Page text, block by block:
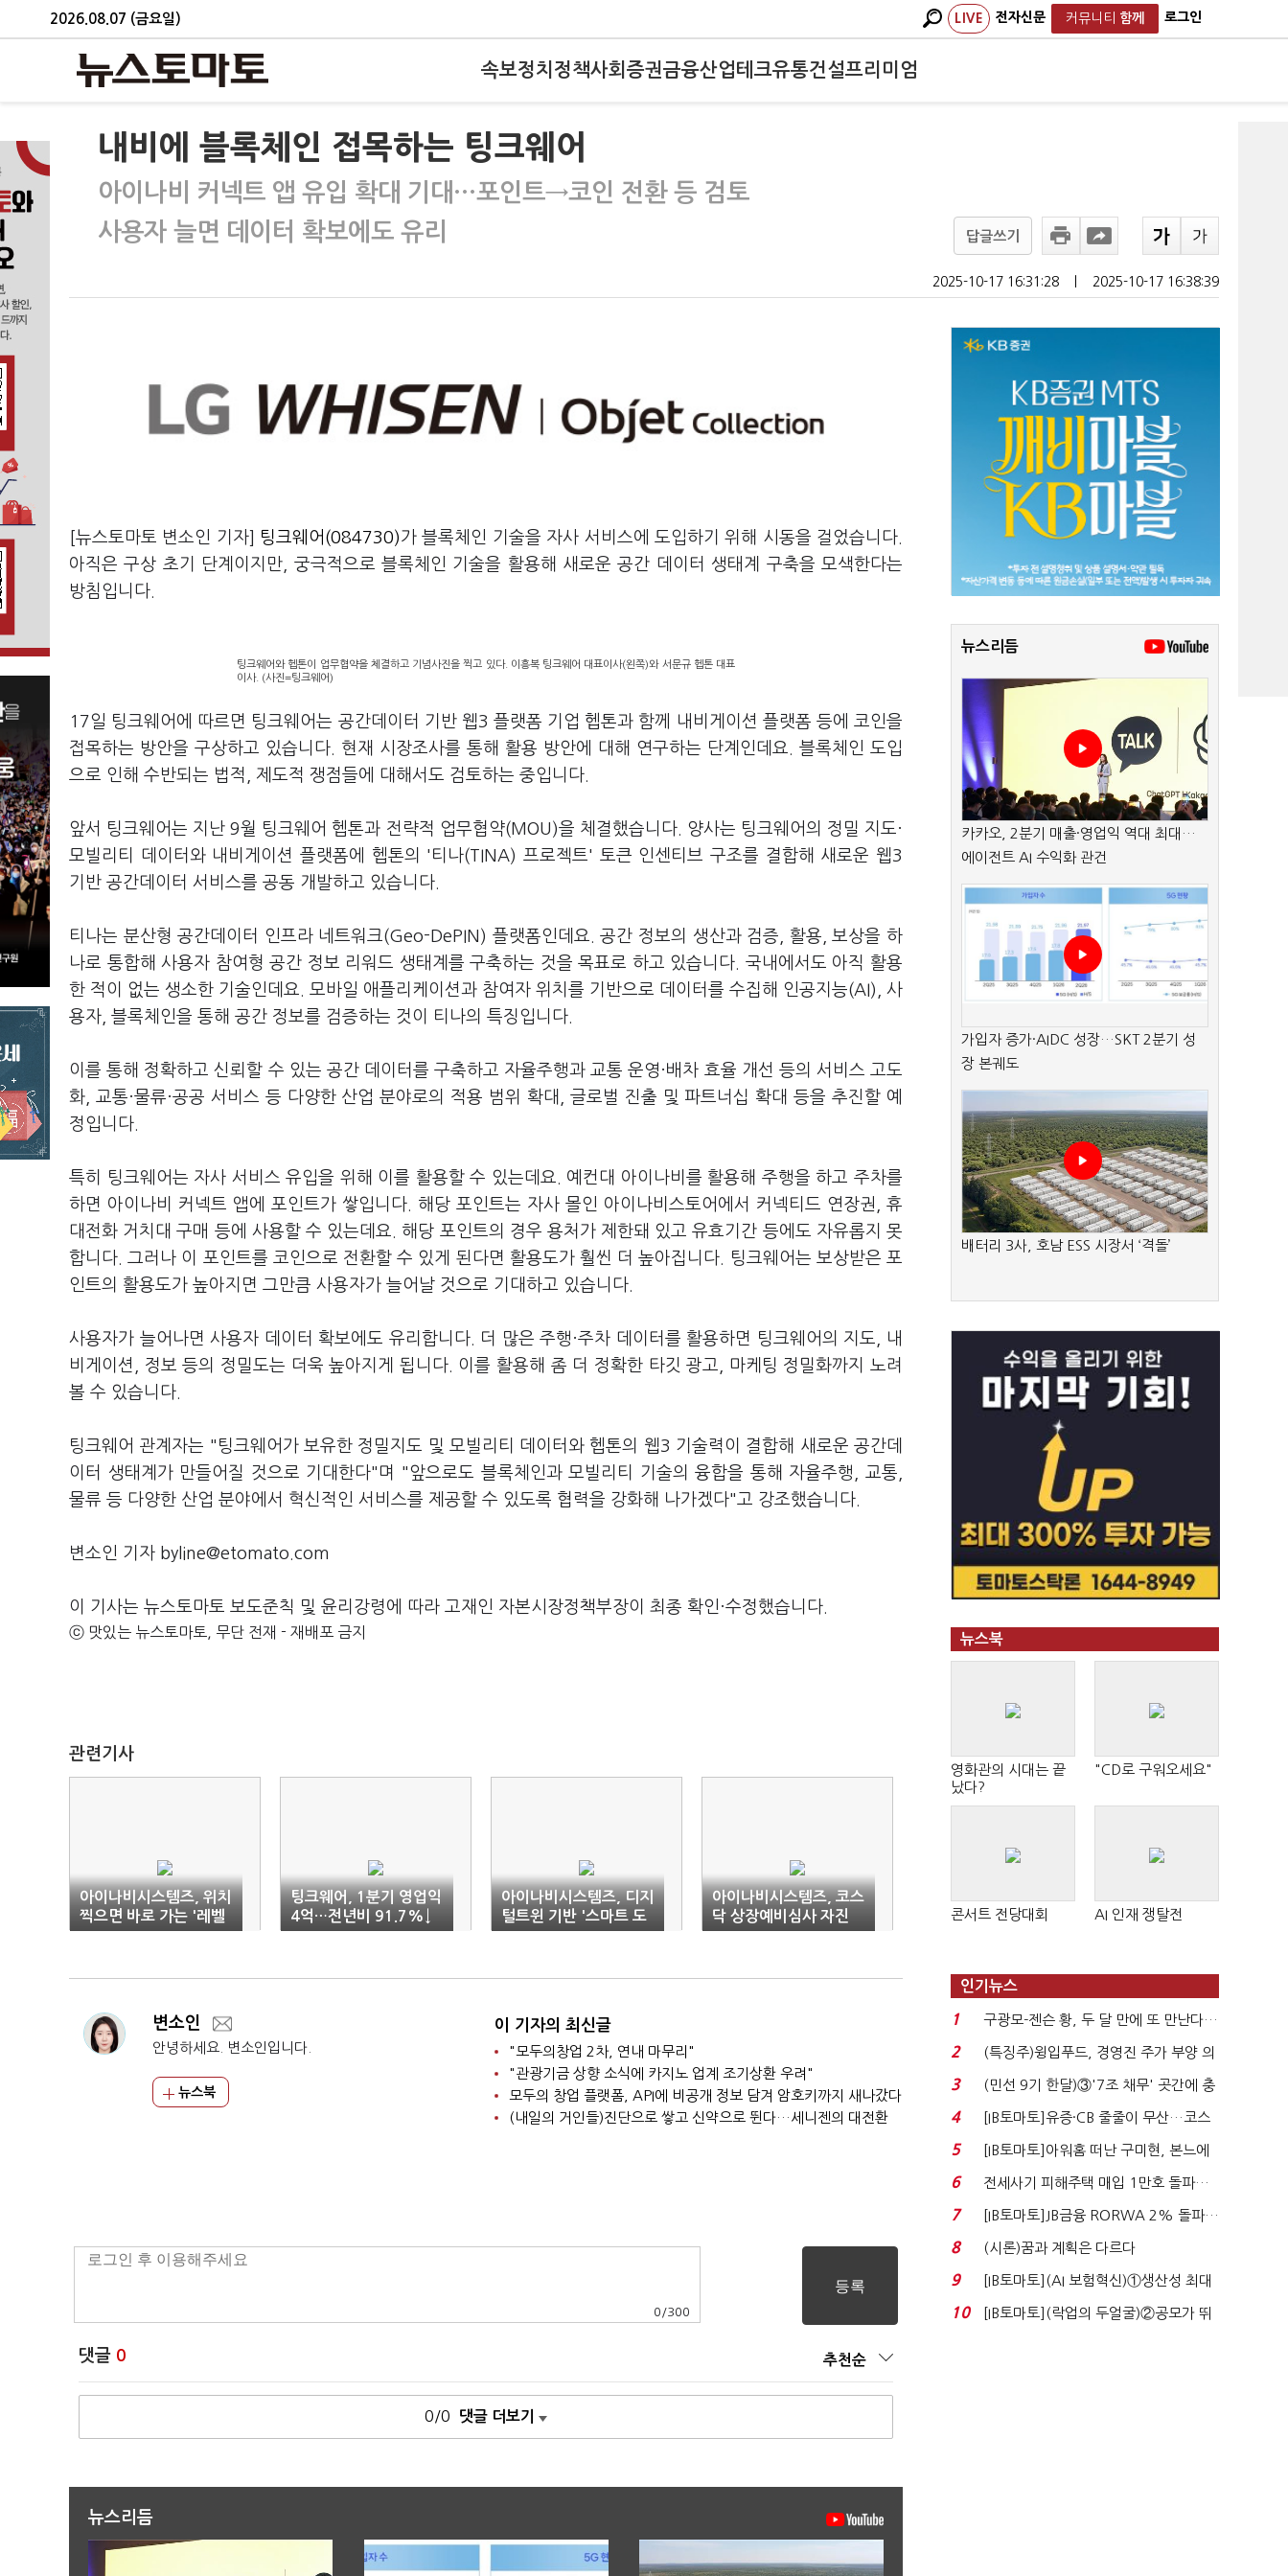
2026.08.07 (금요일) LIVE 전자신문 커뮤니티 함께 로그인
속보정치 정책사회 증권금융산업테크유통건설프리미엄
내비에 블록체인 접목하는 팅크웨어
아이나비 커넥트 앱 유입 확대 기대…포인트→코인 전환 등 검토
사용자 늘면 데이터 확보에도 유리
답글쓰기
2025-10-17 16:31:28 2025-10-17 16:38:39
[뉴스토마토 변소인 기자] 팅크웨어(084730)가 블록체인 기술을 자사 서비스에 도입하기 위해 시동을 걸었습니다.
아직은 구상 초기 단계이지만, 궁극적으로 블록체인 기술을 활용해 새로운 공간 데이터 생태계 구축을 모색한다는
방침입니다.
팅크웨어와 헵톤이 업무협약을 체결하고 기념사진을 찍고 있다. 이흥복 팅크웨어 대표이사(왼쪽)와 서문규 헵톤 대표
이사. (사진=팅크웨어)
17일 팅크웨어에 따르면 팅크웨어는 공간데이터 기반 웹3 플랫폼 기업 헵톤과 함께 내비게이션 플랫폼 등에 코인을
접목하는 방안을 구상하고 있습니다. 현재 시장조사를 통해 활용 방안에 대해 연구하는 단계인데요. 블록체인 도입
으로 인해 수반되는 법적, 제도적 쟁점들에 대해서도 검토하는 중입니다.
앞서 팅크웨어는 지난 9월 팅크웨어 헵톤과 전략적 업무협약(MOU)을 체결했습니다. 양사는 팅크웨어의 정밀 지도·
모빌리티 데이터와 내비게이션 플랫폼에 헵톤의 '티나(TINA) 프로젝트' 토큰 인센티브 구조를 결합해 새로운 웹3
기반 공간데이터 서비스를 공동 개발하고 있습니다.
티나는 분산형 공간데이터 인프라 네트워크(Geo-DePIN) 플랫폼인데요. 공간 정보의 생산과 검증, 활용, 보상을 하
나로 통합해 사용자 참여형 공간 정보 리워드 생태계를 구축하는 것을 목표로 하고 있습니다. 국내에서도 아직 활용
한 적이 없는 생소한 기술인데요. 모바일 애플리케이션과 참여자 위치를 기반으로 데이터를 수집해 인공지능(AI), 사
용자, 블록체인을 통해 공간 정보를 검증하는 것이 티나의 특징입니다.
이를 통해 정확하고 신뢰할 수 있는 공간 데이터를 구축하고 자율주행과 교통 운영·배차 효율 개선 등의 서비스 고도
화, 교통·물류·공공 서비스 등 다양한 산업 분야로의 적용 범위 확대, 글로벌 진출 및 파트너십 확대 등을 추진할 예
정입니다.
특히 팅크웨어는 자사 서비스 유입을 위해 이를 활용할 수 있는데요. 예컨대 아이나비를 활용해 주행을 하고 주차를
하면 아이나비 커넥트 앱에 포인트가 쌓입니다. 해당 포인트는 자사 몰인 아이나비스토어에서 커넥티드 연장권, 휴
대전화 거치대 구매 등에 사용할 수 있는데요. 해당 포인트의 경우 용처가 제한돼 있고 유효기간 등에도 자유롭지 못
합니다. 그러나 이 포인트를 코인으로 전환할 수 있게 된다면 활용도가 훨씬 더 높아집니다. 팅크웨어는 보상받은 포
인트의 활용도가 높아지면 그만큼 사용자가 늘어날 것으로 기대하고 있습니다.
사용자가 늘어나면 사용자 데이터 확보에도 유리합니다. 더 많은 주행·주차 데이터를 활용하면 팅크웨어의 지도, 내
비게이션, 정보 등의 정밀도는 더욱 높아지게 됩니다. 이를 활용해 좀 더 정확한 타깃 광고, 마케팅 정밀화까지 노려
볼 수 있습니다.
팅크웨어 관계자는 "팅크웨어가 보유한 정밀지도 및 모빌리티 데이터와 헵톤의 웹3 기술력이 결합해 새로운 공간데
이터 생태계가 만들어질 것으로 기대한다"며 "앞으로도 블록체인과 모빌리티 기술의 융합을 통해 자율주행, 교통,
물류 등 다양한 산업 분야에서 혁신적인 서비스를 제공할 수 있도록 협력을 강화해 나가겠다"고 강조했습니다.
변소인 기자 byline@etomato.com
이 기사는 뉴스토마토 보도준칙 및 윤리강령에 따라 고재인 자본시장정책부장이 최종 확인·수정했습니다.
ⓒ 맛있는 뉴스토마토, 무단 전재 - 재배포 금지
관련기사
아이나비시스템즈, 위치
찍으면 바로 가는 '레벨
4' 기술 공개
팅크웨어, 1분기 영업익
4억…전년비 91.7%↓
아이나비시스템즈, 디지
털트윈 기반 '스마트 도
시 조성사업' 선정
아이나비시스템즈, 코스
닥 상장예비심사 자진
철회
변소인
안녕하세요. 변소인입니다.
뉴스북
이 기자의 최신글
"모두의창업 2차, 연내 마무리"
"관광기금 상향 소식에 카지노 업계 조기상환 우려"
모두의 창업 플랫폼, API에 비공개 정보 담겨 암호키까지 새나갔다
(내일의 거인들)진단으로 쌓고 신약으로 뛴다…세니젠의 대전환
0 /300
댓글 0 추천순
0/0 댓글 더보기
뉴스리듬
뉴스리듬
카카오, 2분기 매출·영업익 역대 최대…
에이전트 AI 수익화 관건
가입자 증가·AIDC 성장…SKT 2분기 성
장 본궤도
배터리 3사, 호남 ESS 시장서 ‘격돌’
뉴스북
영화관의 시대는 끝
났다?
"CD로 구워오세요"
콘서트 전당대회 AI 인재 쟁탈전
인기뉴스
1
구광모-젠슨 황, 두 달 만에 또 만난다…
로봇·AI 등 논...
2
(특징주)윙입푸드, 경영진 주가 부양 의
지에 상한가...
3
(민선 9기 한달)③'7조 채무' 곳간에 충
격…추미애, 20년...
4
[IB토마토]유증·CB 줄줄이 무산…코스
닥 벌점 급증에 ...
5
[IB토마토]아워홈 떠난 구미현, 본느에
340억 베팅…가...
6
전세사기 피해주택 매입 1만호 돌파…
누적 피해자 4만2...
7
[IB토마토]JB금융 RORWA 2% 돌파…
실적 견인은 은행 ...
8 (시론)꿈과 계획은 다르다
9
[IB토마토](AI 보험혁신)①생산성 최대
80% 개선…현실...
10
[IB토마토](락업의 두얼굴)②공모가 뛰